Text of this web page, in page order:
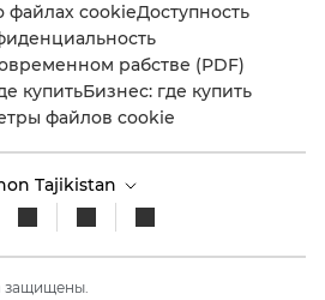
файлах cookieДоступность
рабстве (PDF)
купитьБизнес: где купить
файлов cookie
Tajikistan
защищены.